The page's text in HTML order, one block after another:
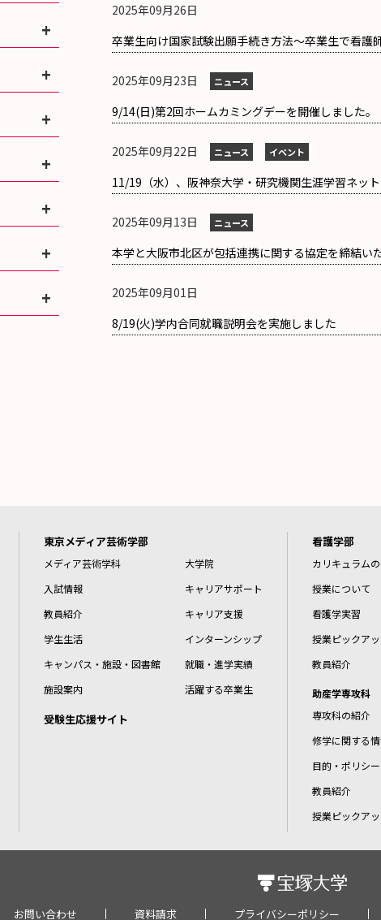
2025年09月26日
卒業生向け国家試験出願手続き方法～卒業生で看護
2025年09月23日 ニュース
9/14(日)第2回ホームカミングデーを開催しました。
2025年09月22日 ニュース イベント
11/19（水）、阪神奈大学・研究機関生涯学習ネッ
2025年09月13日 ニュース
本学と大阪市北区が包括連携に関する協定を締結い
2025年09月01日
8/19(火)学内合同就職説明会を実施しました
東京メディア芸術学部
メディア芸術学科
入試情報
教員紹介
学生生活
キャンパス・施設・図書館
施設案内
受験生応援サイト
大学院
キャリアサポート
キャリア支援
インターンシップ
就職・進学実績
活躍する卒業生
看護学部
カリキュラム
授業について
看護学実習
授業ピックア
教員紹介
助産学専攻科
専攻科の紹介
修学に関する
目的・ポリシー
教員紹介
授業ピックア
お問い合わせ 資料請求 プライバシーポリシー